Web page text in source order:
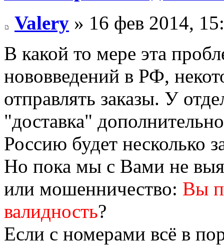
Valery » 16 фев 2014,
В какой то мере эта
нововведений в РФ,
отправлять заказы. У
"доставка"
Россию будет несколько
Но пока мы с Вами не
или мошенничество: Вы
валидность?
Если с номерами всё в